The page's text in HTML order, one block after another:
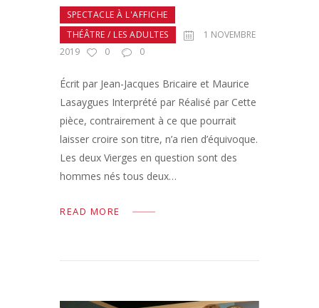
SPECTACLE À L'AFFICHE
THÉÂTRE / LES ADULTES
1 NOVEMBRE
2019
0 0
Écrit par Jean-Jacques Bricaire et Maurice
Lasaygues Interprété par Réalisé par Cette
pièce, contrairement à ce que pourrait
laisser croire son titre, n’a rien d’équivoque.
Les deux Vierges en question sont des
hommes nés tous deux…
READ MORE